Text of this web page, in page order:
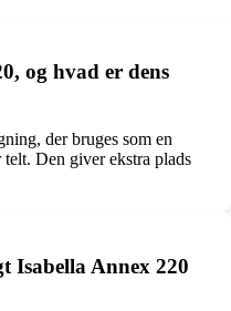
og hvad er dens
der bruges som en
Den giver ekstra plads
Isabella Annex 220